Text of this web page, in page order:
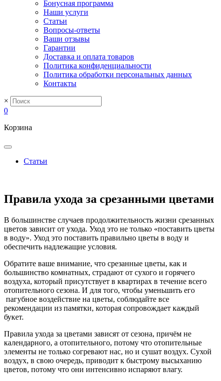
Бонусная программа
Наши услуги
Статьи
Вопросы-ответы
Ваши отзывы
Гарантии
Доставка и оплата товаров
Политика конфиденциальности
Политика обработки персональных данных
Контакты
×
0
Корзина
Статьи
Правила ухода за срезанными цветами
В большинстве случаев продолжительность жизни срезанных
цветов зависит от ухода. Уход это не только «поставить цветы
в воду». Уход это поставить правильно цветы в воду и
обеспечить надлежащие условия.
Обратите ваше внимание, что срезанные цветы, как и
большинство комнатных, страдают от сухого и горячего
воздуха, который присутствует в квартирах в течение всего
отопительного сезона. И для того, чтобы уменьшить его
пагубное воздействие на цветы, соблюдайте все
рекомендации из памятки, которая сопровождает каждый
букет.
Правила ухода за цветами зависят от сезона, причём не
календарного, а отопительного, потому что отопительные
элементы не только согревают нас, но и сушат воздух. Сухой
воздух, в свою очередь, приводит к быстрому высыханию
цветов, потому что они интенсивно испаряют влагу.